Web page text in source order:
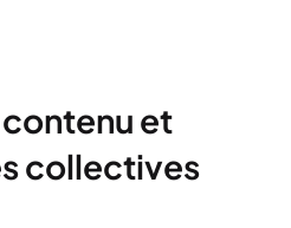
et
collectives